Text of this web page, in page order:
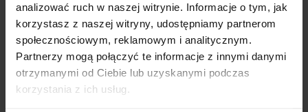
analizować ruch w naszej witrynie. Informacje o tym, jak
korzystasz z naszej witryny, udostępniamy partnerom
społecznościowym, reklamowym i analitycznym.
Partnerzy mogą połączyć te informacje z innymi danymi
otrzymanymi od Ciebie lub uzyskanymi podczas
korzystania z ich usług.